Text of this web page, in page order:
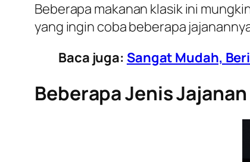
Beberapa makanan klasik ini
yang ingin coba beberapa
Baca juga: Sangat Mudah,
Beberapa Jenis